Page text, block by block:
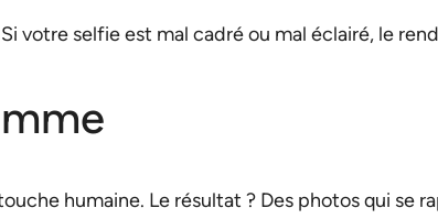
votre selfie est mal cadré ou mal éclairé, le
humaine. Le résultat ? Des photos qui se